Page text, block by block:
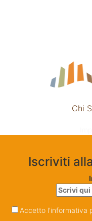
Chi
Iscriviti
Accetto l'informativa